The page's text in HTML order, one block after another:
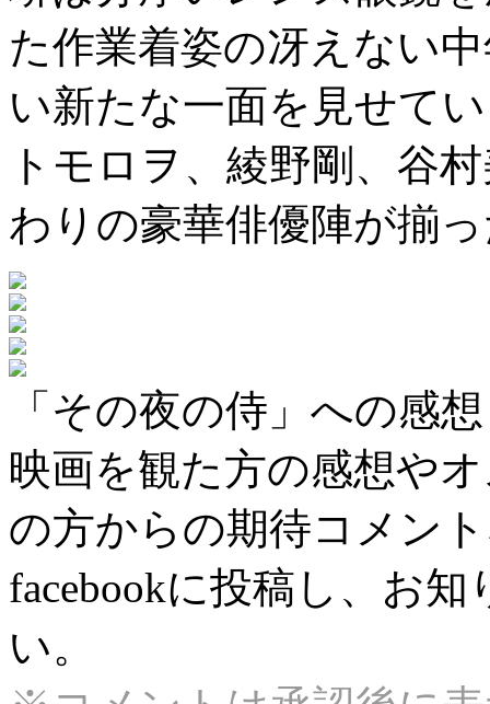
た作業着姿の冴えない
い新たな一面を見せて
トモロヲ、綾野剛、谷
わりの豪華俳優陣が揃
「その夜の侍」への感
映画を観た方の感想や
の方からの期待コメン
facebookに投稿し、お
い。